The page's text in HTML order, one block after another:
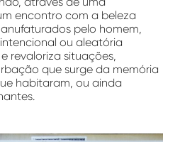
encontro com a beleza
pelo homem,
ou aleatória
revaloriza situações,
que surge da memória
habitaram, ou ainda